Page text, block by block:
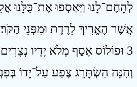
לְהָחֶם־לָנוּ וַיַּאַסְפוּ אֶת־כֻּלָּנוּ
אֲשֶׁר הֶאֱרִיךְ לָרֶדֶת וּמִפְּנֵי הַקֹּר׃
3 וּפוֹלוֹס אָסַף מְלֹא יָדָיו
וְהִנֵּה הִשְׂתָּרֵג צֶפַע עַל־יָדוֹ